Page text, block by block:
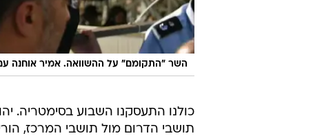
השר "התקומם" על ההשוואה. אמיר אוחנה
כולנו התעסקנו השבוע בסימטריה.
תושבי הדרום מול תושבי המרכז,